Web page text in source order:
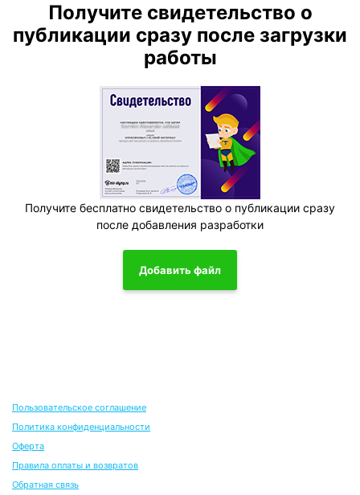
Получите свидетельство о
публикации сразу после загрузки
работы
Получите бесплатно свидетельство о публикации сразу
после добавления разработки
Добавить файл
Пользовательское соглашение
Политика конфиденциальности
Оферта
Правила оплаты и возвратов
Обратная связь